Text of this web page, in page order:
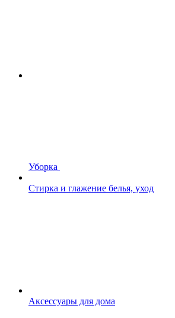
Уборка
Стирка и глажение белья, уход
Аксессуары для дома